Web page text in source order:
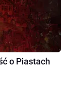
o Piastach